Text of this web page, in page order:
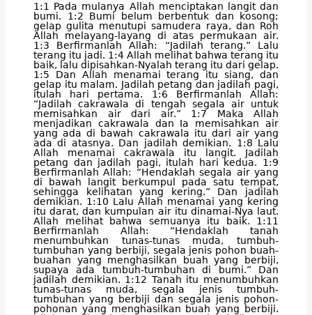
1:1 Pada mulanya Allah menciptakan langit dan
bumi. 1:2 Bumi belum berbentuk dan kosong;
gelap gulita menutupi samudera raya, dan Roh
Allah melayang-layang di atas permukaan air.
1:3 Berfirmanlah Allah: “Jadilah terang.” Lalu
terang itu jadi. 1:4 Allah melihat bahwa terang itu
baik, lalu dipisahkan-Nyalah terang itu dari gelap.
1:5 Dan Allah menamai terang itu siang, dan
gelap itu malam. Jadilah petang dan jadilah pagi,
itulah hari pertama. 1:6 Berfirmanlah Allah:
“Jadilah cakrawala di tengah segala air untuk
memisahkan air dari air.” 1:7 Maka Allah
menjadikan cakrawala dan Ia memisahkan air
yang ada di bawah cakrawala itu dari air yang
ada di atasnya. Dan jadilah demikian. 1:8 Lalu
Allah menamai cakrawala itu langit. Jadilah
petang dan jadilah pagi, itulah hari kedua. 1:9
Berfirmanlah Allah: “Hendaklah segala air yang
di bawah langit berkumpul pada satu tempat,
sehingga kelihatan yang kering.” Dan jadilah
demikian. 1:10 Lalu Allah menamai yang kering
itu darat, dan kumpulan air itu dinamai-Nya laut.
Allah melihat bahwa semuanya itu baik. 1:11
Berfirmanlah Allah: “Hendaklah tanah
menumbuhkan tunas-tunas muda, tumbuh-
tumbuhan yang berbiji, segala jenis pohon buah-
buahan yang menghasilkan buah yang berbiji,
supaya ada tumbuh-tumbuhan di bumi.” Dan
jadilah demikian. 1:12 Tanah itu menumbuhkan
tunas-tunas muda, segala jenis tumbuh-
tumbuhan yang berbiji dan segala jenis pohon-
pohonan yang menghasilkan buah yang berbiji.